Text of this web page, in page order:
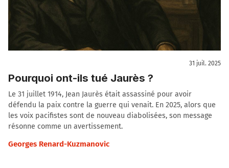
31 juil. 2025
Pourquoi ont-ils tué Jaurès ?
Le 31 juillet 1914, Jean Jaurès était assassiné pour avoir
défendu la paix contre la guerre qui venait. En 2025, alors que
les voix pacifistes sont de nouveau diabolisées, son message
résonne comme un avertissement.
Georges Renard-Kuzmanovic